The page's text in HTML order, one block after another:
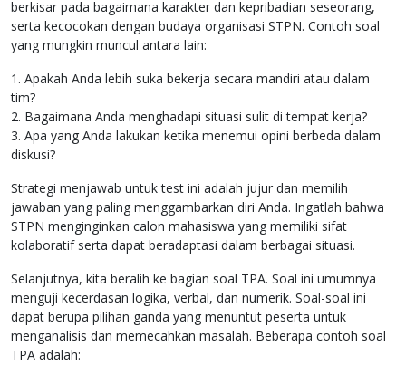
berkisar pada bagaimana karakter dan kepribadian seseorang,
serta kecocokan dengan budaya organisasi STPN. Contoh soal
yang mungkin muncul antara lain:
1. Apakah Anda lebih suka bekerja secara mandiri atau dalam
tim?
2. Bagaimana Anda menghadapi situasi sulit di tempat kerja?
3. Apa yang Anda lakukan ketika menemui opini berbeda dalam
diskusi?
Strategi menjawab untuk test ini adalah jujur dan memilih
jawaban yang paling menggambarkan diri Anda. Ingatlah bahwa
STPN menginginkan calon mahasiswa yang memiliki sifat
kolaboratif serta dapat beradaptasi dalam berbagai situasi.
Selanjutnya, kita beralih ke bagian soal TPA. Soal ini umumnya
menguji kecerdasan logika, verbal, dan numerik. Soal-soal ini
dapat berupa pilihan ganda yang menuntut peserta untuk
menganalisis dan memecahkan masalah. Beberapa contoh soal
TPA adalah: